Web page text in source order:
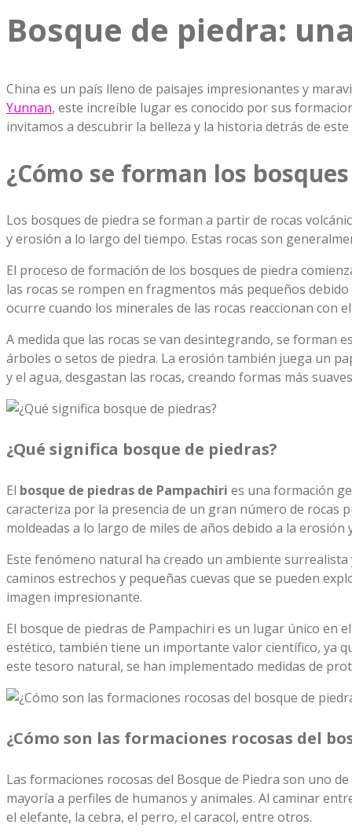
Bosque de piedra:
China es un país lleno de paisajes impresionantes y
Yunnan, este increíble lugar es conocido por sus
invitamos a descubrir la belleza y la historia detrás de
¿Cómo se forman los
Los bosques de piedra se forman a partir de rocas
y erosión a lo largo del tiempo. Estas rocas son
El proceso de formación de los bosques de piedra
las rocas se rompen en fragmentos más pequeños
ocurre cuando los minerales de las rocas reaccionan con
A medida que las rocas se van desintegrando, se forman
árboles o setos de piedra. La erosión también juega un
y el agua, desgastan las rocas, creando formas más
¿Qué significa bosque de piedras?
El bosque de piedras de Pampachiri es una formación
caracteriza por la presencia de un gran número de rocas
moldeadas a lo largo de miles de años debido a la
Este fenómeno natural ha creado un ambiente
caminos estrechos y pequeñas cuevas que se pueden
imagen impresionante.
El bosque de piedras de Pampachiri es un lugar único en
estético, también tiene un importante valor científico, ya
este tesoro natural, se han implementado medidas de
¿Cómo son las formaciones rocosas del
Las formaciones rocosas del Bosque de Piedra son uno
mayoría a perfiles de humanos y animales. Al caminar
el elefante, la cebra, el perro, el caracol, entre otros.